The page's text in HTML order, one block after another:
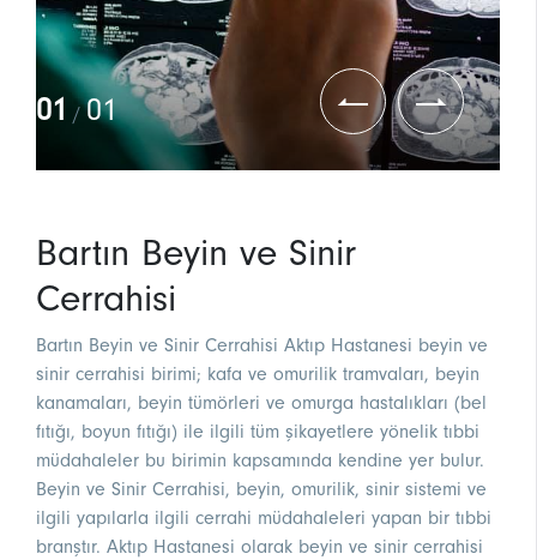
01 /01
Bartın Beyin ve Sinir
Cerrahisi
Bartın Beyin ve Sinir Cerrahisi Aktıp Hastanesi beyin ve
sinir cerrahisi birimi; kafa ve omurilik tramvaları, beyin
kanamaları, beyin tümörleri ve omurga hastalıkları (bel
fıtığı, boyun fıtığı) ile ilgili tüm şikayetlere yönelik tıbbi
müdahaleler bu birimin kapsamında kendine yer bulur.
Beyin ve Sinir Cerrahisi, beyin, omurilik, sinir sistemi ve
ilgili yapılarla ilgili cerrahi müdahaleleri yapan bir tıbbi
branştır. Aktıp Hastanesi olarak beyin ve sinir cerrahisi